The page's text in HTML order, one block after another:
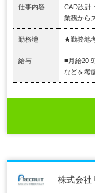
仕事内容
CAD設計
業務から
勤務地 ★勤務地
給与
■月給
などを考
株式会社